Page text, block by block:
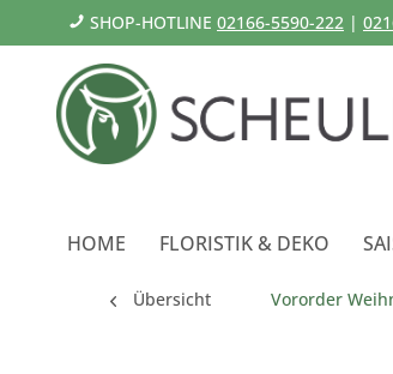
SHOP-HOTLINE 02166-5590-222 |
HOME FLORISTIK & DEKO
Übersicht Vororder